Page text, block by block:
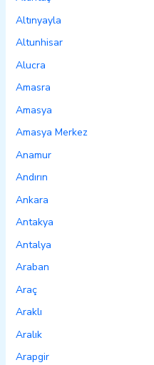
Altınyayla
Altunhisar
Alucra
Amasra
Amasya
Amasya Merkez
Anamur
Andırın
Ankara
Antakya
Antalya
Araban
Araç
Araklı
Aralık
Arapgir